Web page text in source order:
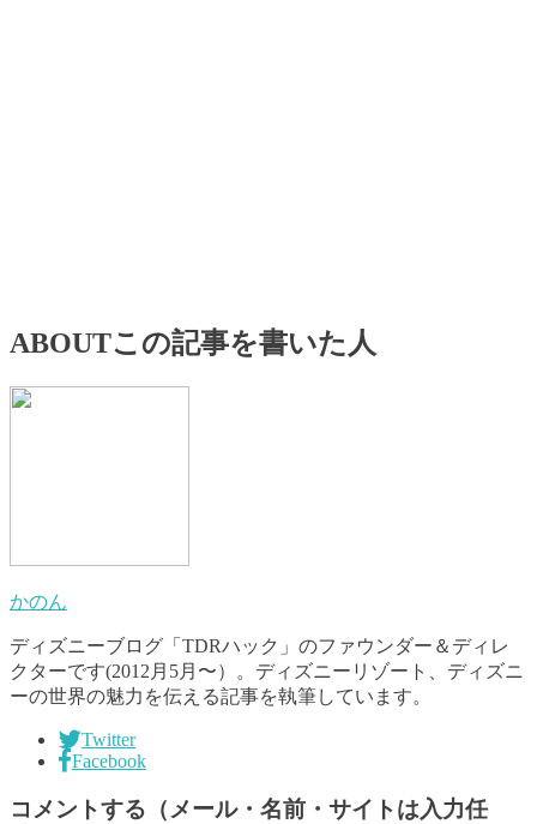
ABOUTこの記事を書いた人
かのん
ディズニーブログ「TDRハック」のファウンダー＆ディレ
クターです(2012月5月〜）。ディズニーリゾート、ディズニ
ーの世界の魅力を伝える記事を執筆しています。
Twitter
Facebook
コメントする（メール・名前・サイトは入力任